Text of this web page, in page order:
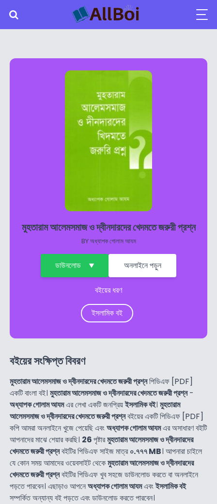
মুহতারাম আলেমসমাজ ও দ্বীনদারদের খেদমতে জরুরী প্রশ্ন
BYঅধ্যাপক গোলাম আযম
ডাউনলোড অনলাইনে পড়ুন
বইয়ের ধরণ
ইসলামিক বই
বইয়ের সংক্ষিপ্ত বিবরণ
মুহতারাম আলেমসমাজ ও দ্বীনদারদের খেদমতে জরুরী প্রশ্নপিডিএফ [PDF]
একটি বাংলা বই। মুহতারাম আলেমসমাজ ও দ্বীনদারদের খেদমতে জরুরী প্রশ্ন-
অধ্যাপক গোলাম আযমএর লেখা একটি জনপ্রিয়ইসলামিক বই। মুহতারাম
আলেমসমাজ ও দ্বীনদারদের খেদমতে জরুরী প্রশ্নবইয়ের একটি পিডিএফ [PDF]
কপি আমরা অনলাইনে খুজে পেয়েছি এবংঅধ্যাপক গোলাম আযমএর অসাধারণ বইটি
আপনাদের মাঝে শেয়ার করছি। 26পৃষ্টারমুহতারাম আলেমসমাজ ও দ্বীনদারদের
খেদমতে জরুরী প্রশ্নবইটির পিডিএফ সাইজ মাত্র০.৭৭৭ MB। আপনারা চাইলে
যে কোন সময় আমাদের ওয়েবসাইট থেকেমুহতারাম আলেমসমাজ ও দ্বীনদারদের
খেদমতে জরুরী প্রশ্নবইটির পিডিএফ খুব সহজে ডাউনলোড করতে বা অনলাইনে
পড়তে পারবেন। এছাড়াও আপনেঅধ্যাপক গোলাম আযমএবংইসলামিক বই
সম্পর্কিত অন্যান্য বই পড়তে এবং ডাউনলোড করতে পারবেন।